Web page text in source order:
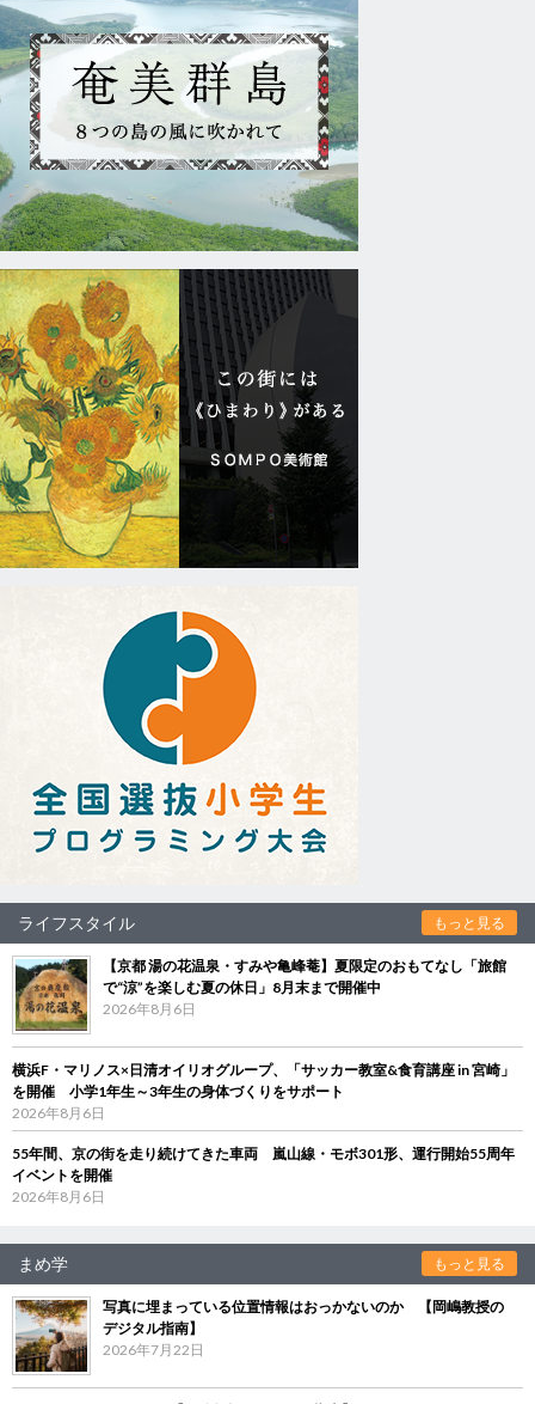
ライフスタイル もっと見る
【京都 湯の花温泉・すみや亀峰菴】夏限定のおもてなし「旅館
で“涼”を楽しむ夏の休日」8月末まで開催中
2026年8月6日
横浜F・マリノス×日清オイリオグループ、「サッカー教室&食育講座 in 宮崎」
を開催 小学1年生～3年生の身体づくりをサポート
2026年8月6日
55年間、京の街を走り続けてきた車両 嵐山線・モボ301形、運行開始55周年
イベントを開催
2026年8月6日
まめ学 もっと見る
写真に埋まっている位置情報はおっかないのか 【岡嶋教授の
デジタル指南】
2026年7月22日